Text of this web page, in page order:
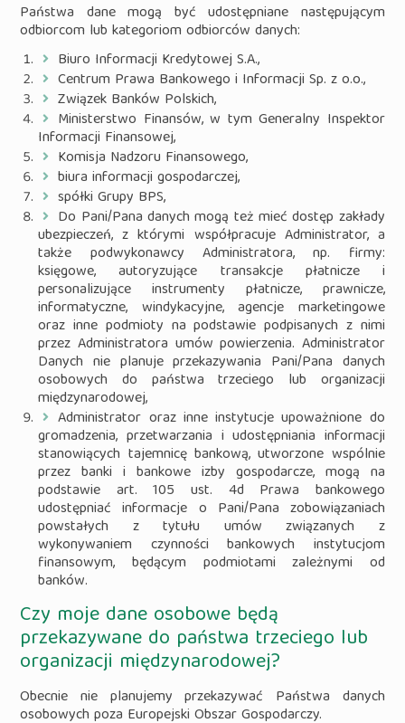
Państwa dane mogą być udostępniane następującym
odbiorcom lub kategoriom odbiorców danych:
Biuro Informacji Kredytowej S.A.,
Centrum Prawa Bankowego i Informacji Sp. z o.o.,
Związek Banków Polskich,
Ministerstwo Finansów, w tym Generalny Inspektor
Informacji Finansowej,
Komisja Nadzoru Finansowego,
biura informacji gospodarczej,
spółki Grupy BPS,
Do Pani/Pana danych mogą też mieć dostęp zakłady
ubezpieczeń, z którymi współpracuje Administrator, a
także podwykonawcy Administratora, np. firmy:
księgowe, autoryzujące transakcje płatnicze i
personalizujące instrumenty płatnicze, prawnicze,
informatyczne, windykacyjne, agencje marketingowe
oraz inne podmioty na podstawie podpisanych z nimi
przez Administratora umów powierzenia. Administrator
Danych nie planuje przekazywania Pani/Pana danych
osobowych do państwa trzeciego lub organizacji
międzynarodowej,
Administrator oraz inne instytucje upoważnione do
gromadzenia, przetwarzania i udostępniania informacji
stanowiących tajemnicę bankową, utworzone wspólnie
przez banki i bankowe izby gospodarcze, mogą na
podstawie art. 105 ust. 4d Prawa bankowego
udostępniać informacje o Pani/Pana zobowiązaniach
powstałych z tytułu umów związanych z
wykonywaniem czynności bankowych instytucjom
finansowym, będącym podmiotami zależnymi od
banków.
Czy moje dane osobowe będą
przekazywane do państwa trzeciego lub
organizacji międzynarodowej?
Obecnie nie planujemy przekazywać Państwa danych
osobowych poza Europejski Obszar Gospodarczy.